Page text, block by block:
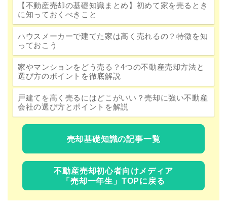
【不動産売却の基礎知識まとめ】初めて家を売るとき
に知っておくべきこと
ハウスメーカーで建てた家は高く売れるの？特徴を知
っておこう
家やマンションをどう売る？4つの不動産売却方法と
選び方のポイントを徹底解説
戸建てを高く売るにはどこがいい？売却に強い不動産
会社の選び方とポイントを解説
売却基礎知識の記事一覧
不動産売却初心者向けメディア
「売却一年生」TOPに戻る